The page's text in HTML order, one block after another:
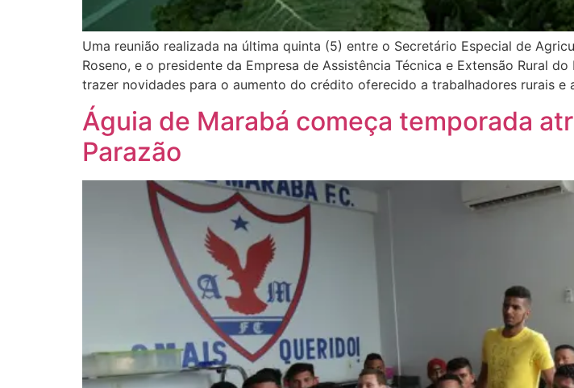
Uma reunião realizada na última quinta (5) entre o Secretário Especial de
Roseno, e o presidente da Empresa de Assistência Técnica e Extensão Rural
trazer novidades para o aumento do crédito oferecido a trabalhadores rurais e
Águia de Marabá começa temporada
Parazão